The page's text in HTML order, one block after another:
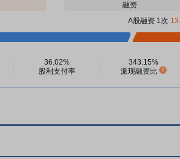
融资
A股融资 1次
36.02%
股利支付率
343.15%
派现融资比